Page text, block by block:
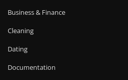
Business & Finance
Cleaning
Dating
Documentation